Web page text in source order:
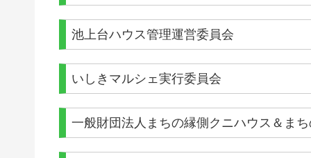
池上台ハウス管理運営委員会
いしきマルシェ実行委員会
一般財団法人まちの縁側クニハウス＆ま